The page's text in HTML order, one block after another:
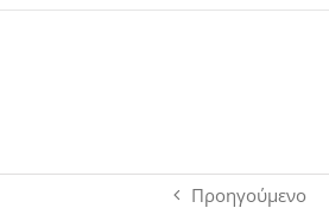
Προηγούμενο